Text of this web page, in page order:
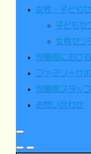
女性・子ども
子どもセ
女性セン
児童館におけ
ファミリーサ
児童館スタッ
お問い合わせ